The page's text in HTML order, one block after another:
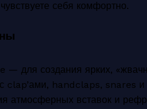
себя комфортно.
— для создания ярких,
clap’ами, handclaps, snares и
атмосферных вставок и